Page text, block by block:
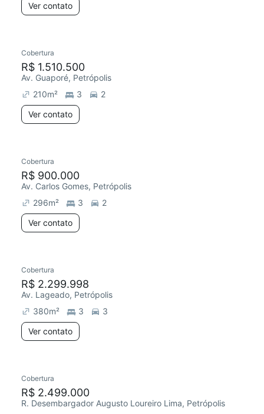
Ver contato
Redecorar
Cobertura
R$ 1.510.500
Av. Guaporé, Petrópolis
210m² 3
2
Ver contato
Cobertura
R$ 900.000
Av. Carlos Gomes, Petrópolis
296m² 3
2
Ver contato
Redecorar
Cobertura
R$ 2.299.998
Av. Lageado, Petrópolis
380m² 3
3
Ver contato
Redecorar
Cobertura
R$ 2.499.000
R. Desembargador Augusto Loureiro Lima, Petrópolis